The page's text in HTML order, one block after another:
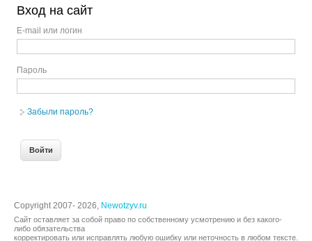
Вход на сайт
E-mail или логин
Пароль
Забыли пароль?
Copyright 2007- 2026, Newotzyv.ru
Сайт оставляет за собой право по собственному усмотрению и без какого-
либо обязательства
корректировать или исправлять любую ошибку или неточность в любом тексте.